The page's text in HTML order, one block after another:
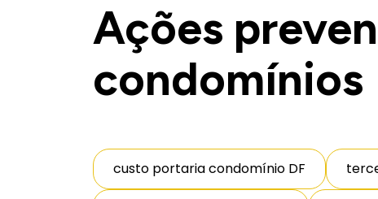
Ações
condomínios
custo portaria condomínio DF